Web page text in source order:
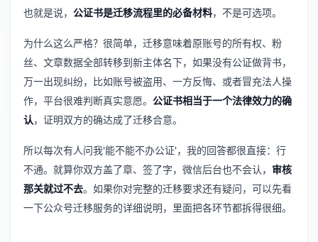
也就是说， 公证书是迁移流程里的必备材料，不是可选项。
为什么这么严格？很简单，迁移意味着原账号的所有权、粉
丝、文章数据全部转移到新主体名下，如果没有公证做背书，
万一出现纠纷，比如账号被盗用、一方反悔、或者冒充法人操
作，平台很难判断真实意愿。 公证书相当于一个法律效力的确
认，证明双方的确达成了迁移合意。
所以每次有人问我'能不能不办公证'，我的回答都很直接：行
不通。就算你双方盖了章、签了字，微信后台也不会认， 审核
那关就过不去。如果你对完整的迁移要求还有疑问，可以先看
一下公众号迁移服务的详细说明，里面把各环节都拆得很细。